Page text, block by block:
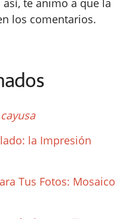
los comentarios.
cayusa
la Impresión
Tus Fotos: Mosaico